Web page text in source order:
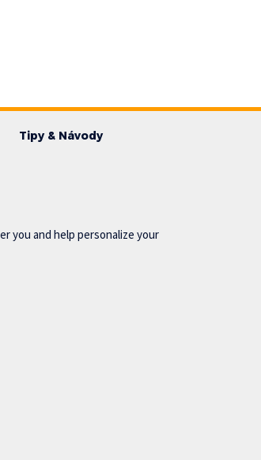
Tipy & Návody
you and help personalize your